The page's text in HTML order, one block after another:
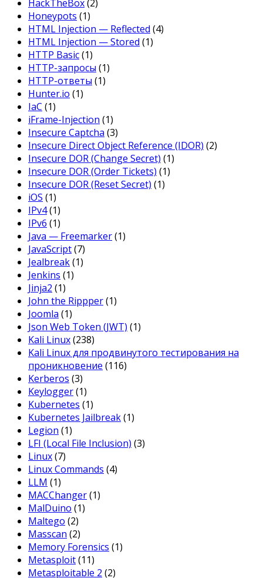
HackTheBox(2)
Honeypots (1)
HTML Injection — Reflected (4)
HTML Injection — Stored (1)
HTTP Basic(1)
HTTP-запросы (1)
HTTP-ответы (1)
Hunter.io (1)
IaC (1)
iFrame-Injection (1)
Insecure Captcha (3)
Insecure Direct Object Reference (IDOR) (2)
Insecure DOR (Change Secret) (1)
Insecure DOR (Order Tickets) (1)
Insecure DOR (Reset Secret) (1)
iOS (1)
IPv4(1)
IPv6 (1)
Java — Freemarker(1)
JavaScript(7)
Jealbreak(1)
Jenkins (1)
Jinja2 (1)
John the Rippper(1)
Joomla (1)
Json Web Token (JWT) (1)
Kali Linux(238)
Kali Linux для продвинутого тестирования на
проникновение (116)
Kerberos (3)
Keylogger(1)
Kubernetes (1)
Kubernetes Jailbreak(1)
Legion (1)
LFI (Local File Inclusion) (3)
Linux(7)
Linux Commands (4)
LLM (1)
MACChanger(1)
MalDuino (1)
Maltego (2)
Masscan (2)
Memory Forensics (1)
Metasploit(11)
Metasploitable 2 (2)